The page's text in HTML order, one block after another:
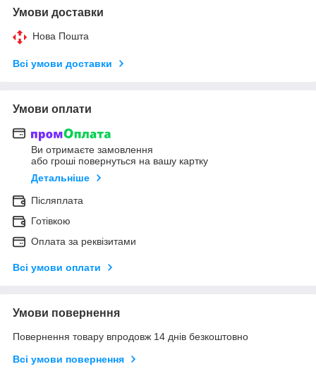
Умови доставки
Нова Пошта
Всі умови доставки
Умови оплати
Ви отримаєте замовлення
або гроші повернуться на вашу картку
Детальніше
Післяплата
Готівкою
Оплата за реквізитами
Всі умови оплати
Умови повернення
Повернення товару впродовж 14 днів безкоштовно
Всі умови повернення